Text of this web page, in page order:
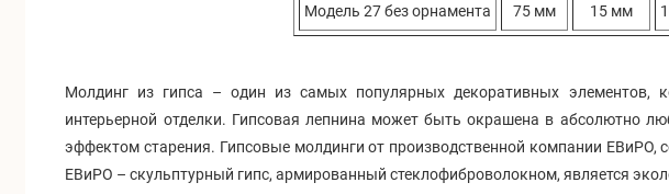
Модель 27 без орнамента 75 мм 15 мм
Молдинг из гипса – один из самых популярных декоративных элементов,
интерьерной отделки. Гипсовая лепнина может быть окрашена в абсолютно
эффектом старения. Гипсовые молдинги от производственной компании
ЕВиРО – скульптурный гипс, армированный стеклофиброволокном, является